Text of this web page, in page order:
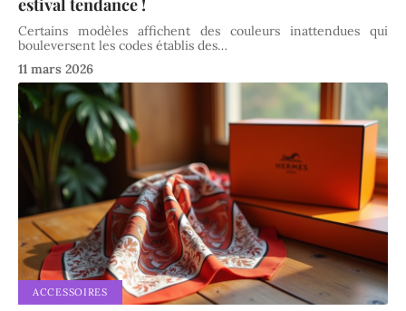
Certains modèles affichent des couleurs inattendues qui
bouleversent les codes établis des…
11 mars 2026
ACCESSOIRES